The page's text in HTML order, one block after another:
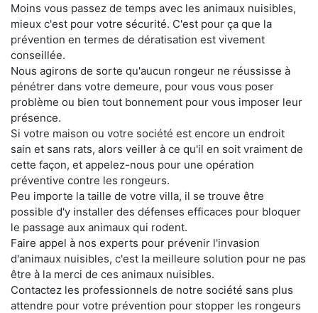
Moins vous passez de temps avec les animaux nuisibles,
mieux c'est pour votre sécurité. C'est pour ça que la
prévention en termes de dératisation est vivement
conseillée.
Nous agirons de sorte qu'aucun rongeur ne réussisse à
pénétrer dans votre demeure, pour vous vous poser
problème ou bien tout bonnement pour vous imposer leur
présence.
Si votre maison ou votre société est encore un endroit
sain et sans rats, alors veiller à ce qu'il en soit vraiment de
cette façon, et appelez-nous pour une opération
préventive contre les rongeurs.
Peu importe la taille de votre villa, il se trouve être
possible d'y installer des défenses efficaces pour bloquer
le passage aux animaux qui rodent.
Faire appel à nos experts pour prévenir l'invasion
d'animaux nuisibles, c'est la meilleure solution pour ne pas
être à la merci de ces animaux nuisibles.
Contactez les professionnels de notre société sans plus
attendre pour votre prévention pour stopper les rongeurs